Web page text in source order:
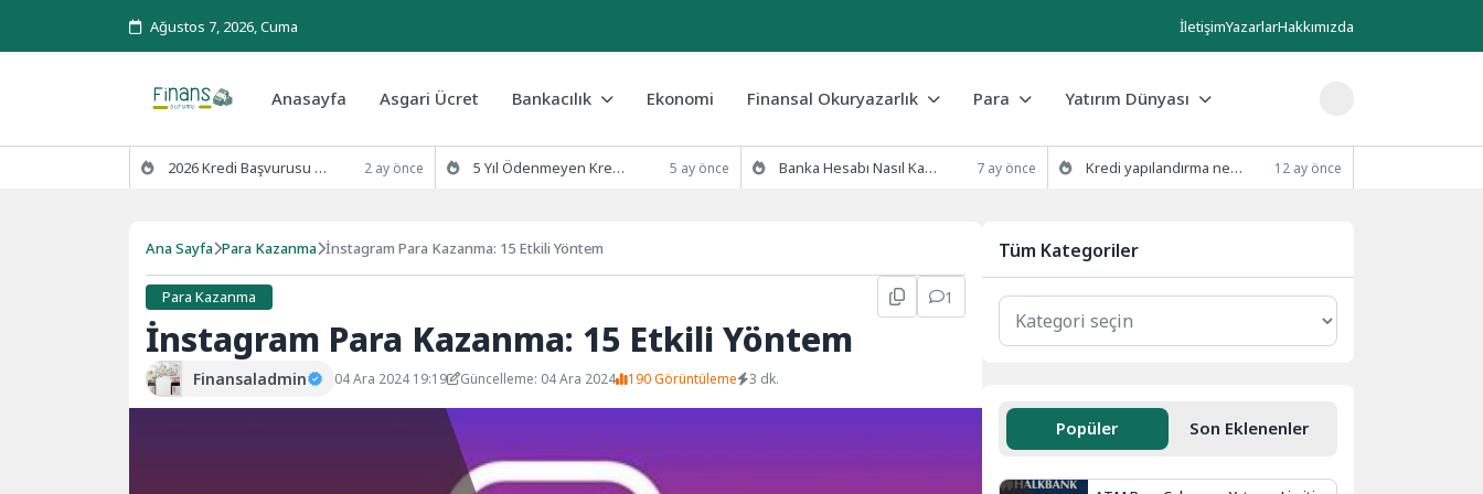
Ağustos 7, 2026, Cuma İletişimYazarlarHakkımızda
Anasayfa Asgari Ücret Bankacılık Ekonomi Finansal Okuryazarlık Para Yatırım Dünyası
2026 Kredi Başvurusu Kaç Günde Sonuçlanır? 2 ay önce 5 Yıl Ödenmeyen Kredi Borcu Silinir mi? 2026 Yasal Süreç ve Çözümler 5 ay önce Banka Hesabı Nasıl Kapatılır? (Şubeye Gitmeden E-Devlet ve Mobil Yöntemler) 7 ay önce Kredi yapılandırma nedir ve nasıl yapılır? 12 ay önce
Ana Sayfa Para Kazanma İnstagram Para Kazanma: 15 Etkili Yöntem
Para Kazanma 1
İnstagram Para Kazanma: 15 Etkili Yöntem
Finansaladmin 04 Ara 2024 19:19 Güncelleme: 04 Ara 2024 190 Görüntüleme 3 dk.
Tüm Kategoriler
Popüler Son Eklenenler